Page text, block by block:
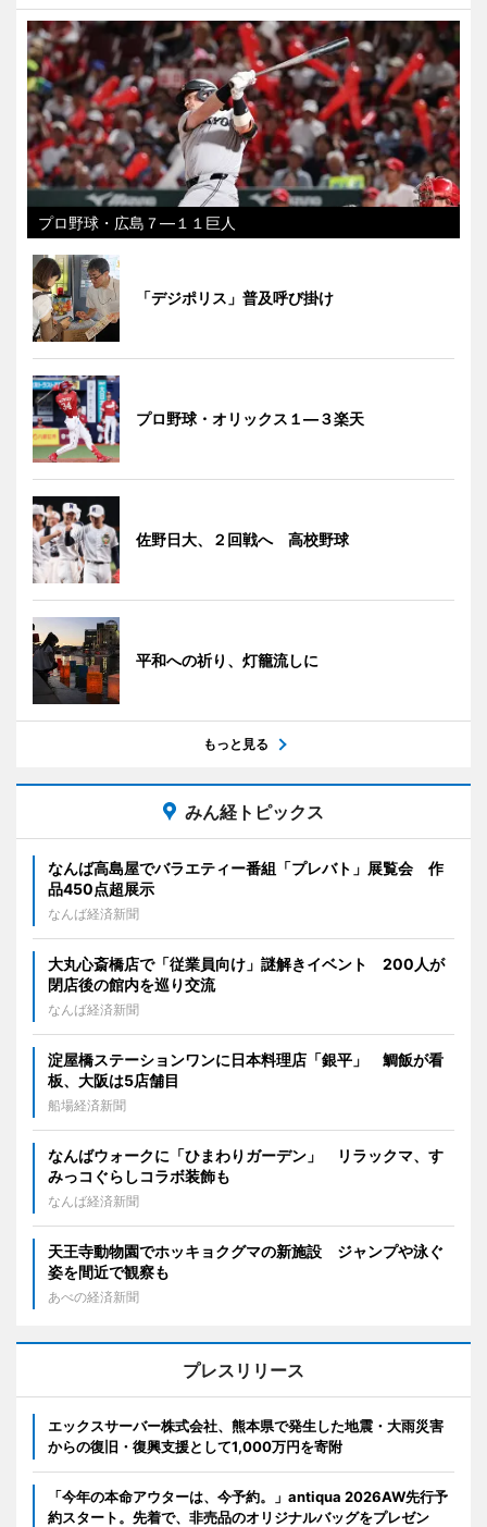
プロ野球・広島７―１１巨人
「デジポリス」普及呼び掛け
プロ野球・オリックス１―３楽天
佐野日大、２回戦へ 高校野球
平和への祈り、灯籠流しに
もっと見る
みん経トピックス
なんば高島屋でバラエティー番組「プレバト」展覧会 作
品450点超展示
なんば経済新聞
大丸心斎橋店で「従業員向け」謎解きイベント 200人が
閉店後の館内を巡り交流
なんば経済新聞
淀屋橋ステーションワンに日本料理店「銀平」 鯛飯が看
板、大阪は5店舗目
船場経済新聞
なんばウォークに「ひまわりガーデン」 リラックマ、す
みっコぐらしコラボ装飾も
なんば経済新聞
天王寺動物園でホッキョクグマの新施設 ジャンプや泳ぐ
姿を間近で観察も
あべの経済新聞
プレスリリース
エックスサーバー株式会社、熊本県で発生した地震・大雨災害
からの復旧・復興支援として1,000万円を寄附
「今年の本命アウターは、今予約。」antiqua 2026AW先行予
約スタート。先着で、非売品のオリジナルバッグをプレゼン